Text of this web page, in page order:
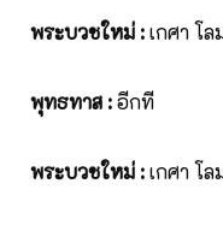
พระบวชใหม่ :เกศา โ
พุทธทาส :อีกที
พระบวชใหม่ :เกศา โ